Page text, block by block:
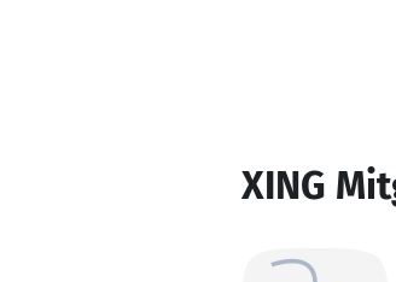
XING